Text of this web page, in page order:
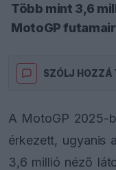
Több mint 3,6
MotoGP
SZÓLJ HOZZÁ
A MotoGP 2025-
érkezett, ugyanis
3,6 millió néző